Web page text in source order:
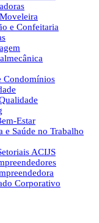
e Confeitaria
Condomínios
Estar
e Saúde no Trabalho
ACIJS
Corporativo